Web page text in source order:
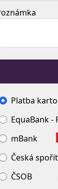
Platba
EquaBank -
mBank
Česká
ČSOB